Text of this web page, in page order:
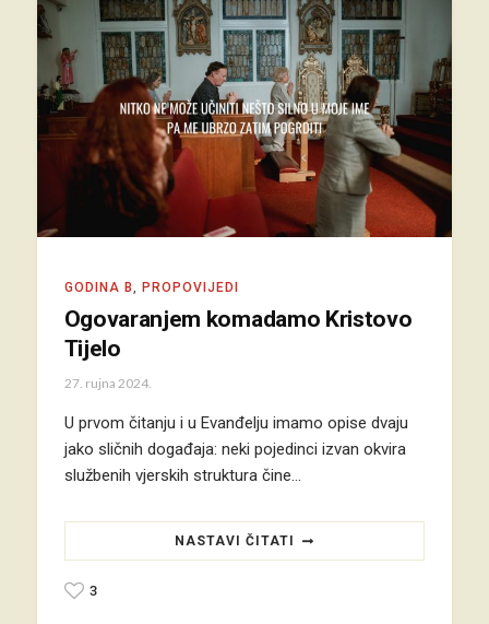
GODINA B PROPOVIJEDI
Ogovaranjem komadamo Kristovo
Tijelo
27. rujna 2024.
U prvom čitanju i u Evanđelju imamo opise dvaju
jako sličnih događaja: neki pojedinci izvan okvira
službenih vjerskih struktura čine…
NASTAVI ČITATI
3